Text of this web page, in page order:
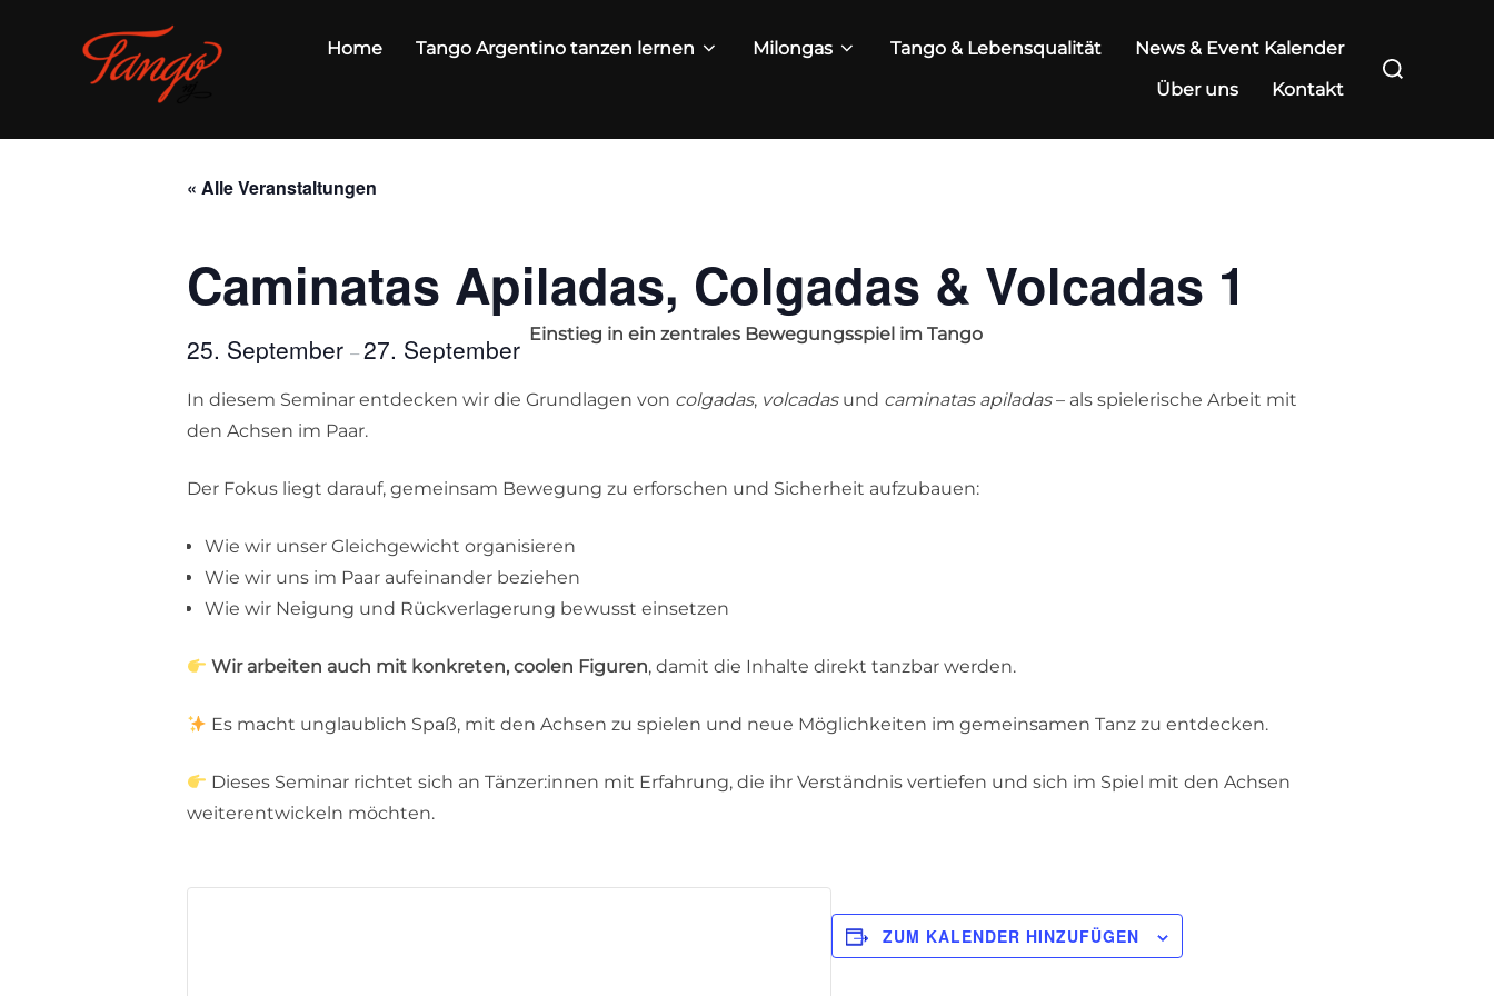
Home Tango Argentino tanzen lernen Milongas Tango & Lebensqualität
News & Event Kalender
Über uns
Kontakt
Suchen
« Alle Veranstaltungen
Caminatas Apiladas, Colgadas & Volcadas 1
25. September –27. September Einstieg in ein zentrales Bewegungsspiel im Tango
In diesem Seminar entdecken wir die Grundlagen von colgadas, volcadasund caminatas apiladas– als spielerische Arbeit mit
den Achsen im Paar.
Der Fokus liegt darauf, gemeinsam Bewegung zu erforschen und Sicherheit aufzubauen:
Wie wir unser Gleichgewicht organisieren
Wie wir uns im Paar aufeinander beziehen
Wie wir Neigung und Rückverlagerung bewusst einsetzen
Wir arbeiten auch mit konkreten, coolen Figuren, damit die Inhalte direkt tanzbar werden.
Es macht unglaublich Spaß, mit den Achsen zu spielen und neue Möglichkeiten im gemeinsamen Tanz zu entdecken.
Dieses Seminar richtet sich an Tänzer:innen mit Erfahrung, die ihr Verständnis vertiefen und sich im Spiel mit den Achsen
weiterentwickeln möchten.
ZUM KALENDER HINZUFÜGEN